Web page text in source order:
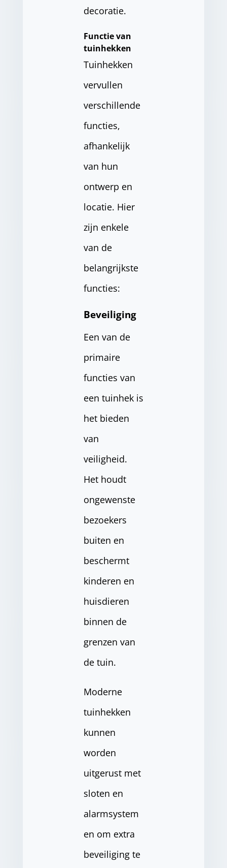
decoratie.
Functie van
tuinhekken
Tuinhekken
vervullen
verschillende
functies,
afhankelijk
van hun
ontwerp en
locatie. Hier
zijn enkele
van de
belangrijkste
functies:
Beveiliging
Een van de
primaire
functies van
een tuinhek is
het bieden
van
veiligheid.
Het houdt
ongewenste
bezoekers
buiten en
beschermt
kinderen en
huisdieren
binnen de
grenzen van
de tuin.
Moderne
tuinhekken
kunnen
worden
uitgerust met
sloten en
alarmsystem
en om extra
beveiliging te